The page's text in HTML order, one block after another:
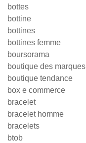
bottes
bottine
bottines
bottines femme
boursorama
boutique des marques
boutique tendance
box e commerce
bracelet
bracelet homme
bracelets
btob